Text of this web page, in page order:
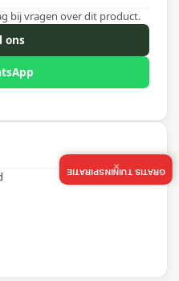
bij vragen over dit product.
ons
GRATIS TUININSPIRATIE
×